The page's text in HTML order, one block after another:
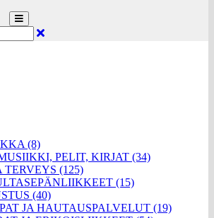
(8)
PELIT, KIRJAT (34)
(125)
(15)
(40)
JA HAUTAUSPALVELUT (19)